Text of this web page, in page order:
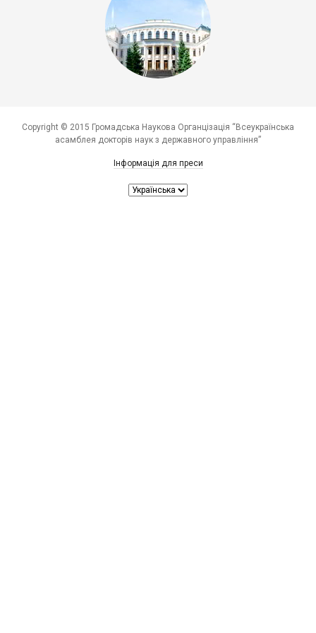
Copyright © 2015 Громадська Наукова Органцізація “Всеукраїнська
асамблея докторів наук з державного управління”
Інформація для преси